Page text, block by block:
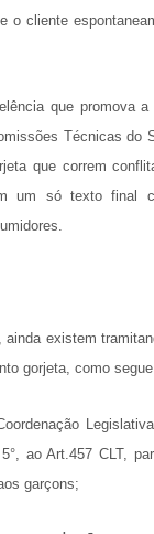
o cliente
que promova a
Técnicas do
que correm
um só texto final
existem
gorjeta, como
ao Art.457 CLT,
garçons;